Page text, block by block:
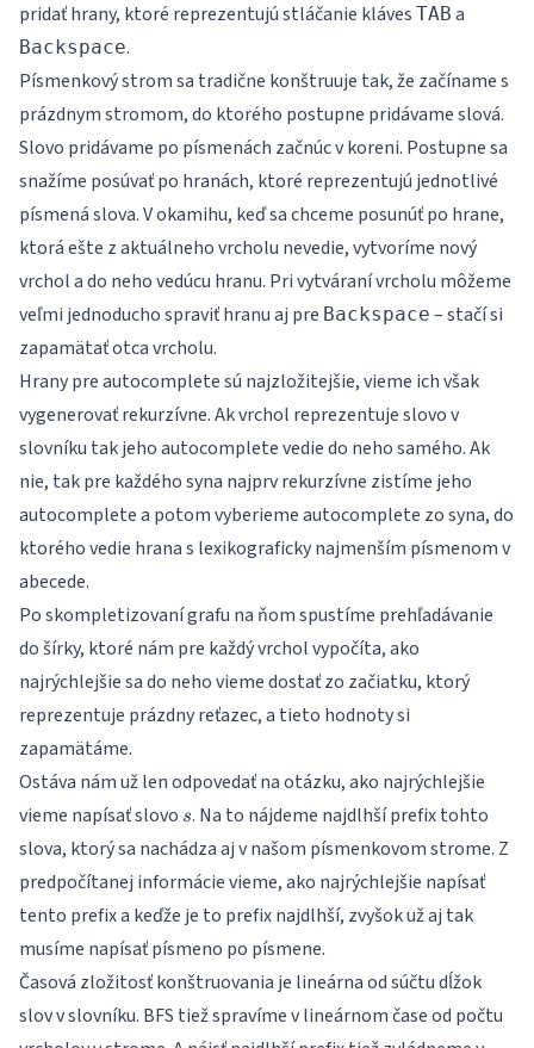
pridať hrany, ktoré reprezentujú stláčanie kláves TAB a
Backspace.
Písmenkový strom sa tradične konštruuje tak, že začíname s
prázdnym stromom, do ktorého postupne pridávame slová.
Slovo pridávame po písmenách začnúc v koreni. Postupne sa
snažíme posúvať po hranách, ktoré reprezentujú jednotlivé
písmená slova. V okamihu, keď sa chceme posunúť po hrane,
ktorá ešte z aktuálneho vrcholu nevedie, vytvoríme nový
vrchol a do neho vedúcu hranu. Pri vytváraní vrcholu môžeme
veľmi jednoducho spraviť hranu aj pre Backspace – stačí si
zapamätať otca vrcholu.
Hrany pre autocomplete sú najzložitejšie, vieme ich však
vygenerovať rekurzívne. Ak vrchol reprezentuje slovo v
slovníku tak jeho autocomplete vedie do neho samého. Ak
nie, tak pre každého syna najprv rekurzívne zistíme jeho
autocomplete a potom vyberieme autocomplete zo syna, do
ktorého vedie hrana s lexikograficky najmenším písmenom v
abecede.
Po skompletizovaní grafu na ňom spustíme prehľadávanie
do šírky, ktoré nám pre každý vrchol vypočíta, ako
najrýchlejšie sa do neho vieme dostať zo začiatku, ktorý
reprezentuje prázdny reťazec, a tieto hodnoty si
zapamätáme.
Ostáva nám už len odpovedať na otázku, ako najrýchlejšie
vieme napísať slovo s
s. Na to nájdeme najdlhší prefix tohto
slova, ktorý sa nachádza aj v našom písmenkovom strome. Z
predpočítanej informácie vieme, ako najrýchlejšie napísať
tento prefix a keďže je to prefix najdlhší, zvyšok už aj tak
musíme napísať písmeno po písmene.
Časová zložitosť konštruovania je lineárna od súčtu dĺžok
slov v slovníku. BFS tiež spravíme v lineárnom čase od počtu